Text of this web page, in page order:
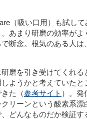
（吸い口用）も試し
あまり研磨の効率がよ
断念。根気のある人は
磨を引き受けてくれる
ようかと考えていた
た（参考サイト ）。発
リーンという酸素系漂
どんなものだか検証す